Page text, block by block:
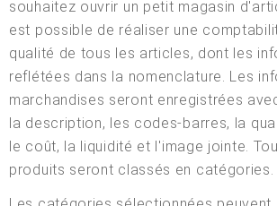
souhaitez ouvrir un petit magasin
est possible de réaliser une
qualité de tous les articles, dont les
reflétées dans la nomenclature. Les
marchandises seront enregistrées
la description, les codes-barres, la
le coût, la liquidité et l'image jointe.
produits seront classés en catégories.